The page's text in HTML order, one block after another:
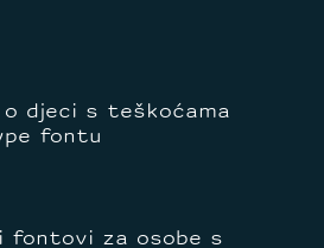
djeci s teškoćama
fontu
fontovi za osobe s